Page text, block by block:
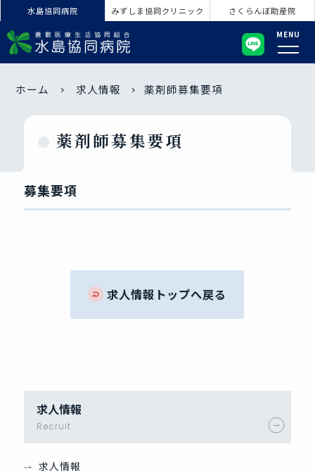
水島協同病院 みずしま協同クリニック さくらんぼ助産院
MENU
ホーム 求人情報 薬剤師募集要項
薬剤師募集要項
募集要項
求人情報トップへ戻る
求人情報
Recruit
求人情報